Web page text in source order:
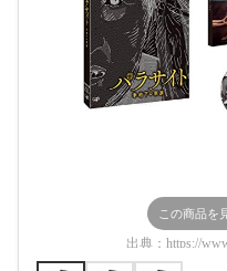
この商品を
出典： https://